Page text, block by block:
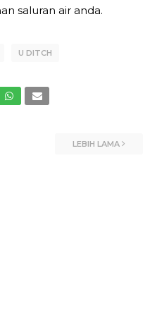
saluran air anda.
U DITCH
LEBIH LAMA